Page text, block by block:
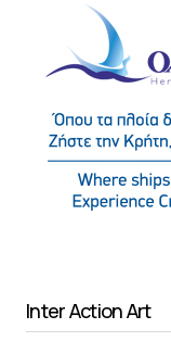
Inter Action Art